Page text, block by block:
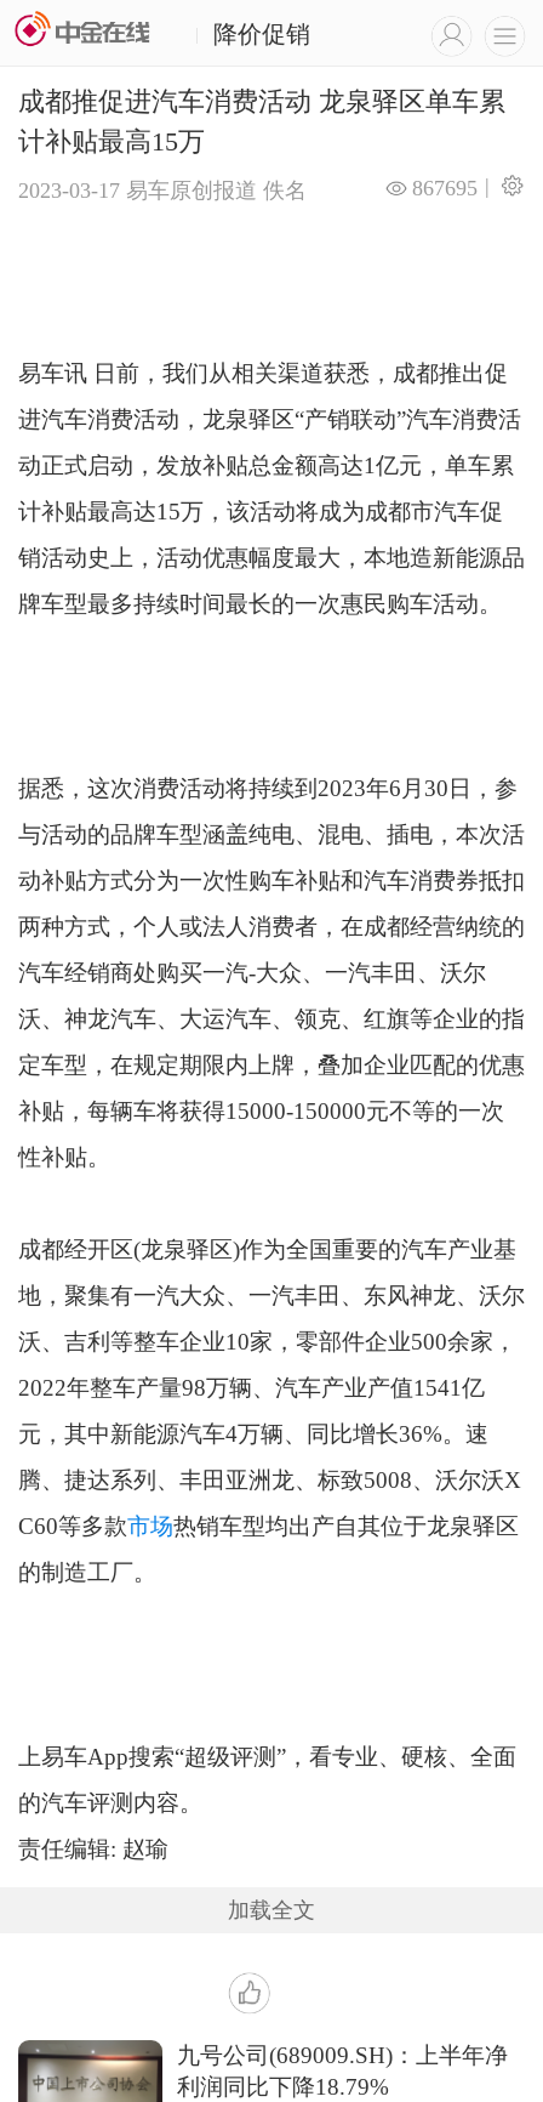
降价促销
成都推促进汽车消费活动 龙泉驿区单车累
计补贴最高15万
2023-03-17 易车原创报道 佚名 |
867695
易车讯 日前，我们从相关渠道获悉，成都推出促
进汽车消费活动，龙泉驿区“产销联动”汽车消费活
动正式启动，发放补贴总金额高达1亿元，单车累
计补贴最高达15万，该活动将成为成都市汽车促
销活动史上，活动优惠幅度最大，本地造新能源品
牌车型最多持续时间最长的一次惠民购车活动。
据悉，这次消费活动将持续到2023年6月30日，参
与活动的品牌车型涵盖纯电、混电、插电，本次活
动补贴方式分为一次性购车补贴和汽车消费券抵扣
两种方式，个人或法人消费者，在成都经营纳统的
汽车经销商处购买一汽-大众、一汽丰田、沃尔
沃、神龙汽车、大运汽车、领克、红旗等企业的指
定车型，在规定期限内上牌，叠加企业匹配的优惠
补贴，每辆车将获得15000-150000元不等的一次
性补贴。
成都经开区(龙泉驿区)作为全国重要的汽车产业基
地，聚集有一汽大众、一汽丰田、东风神龙、沃尔
沃、吉利等整车企业10家，零部件企业500余家，
2022年整车产量98万辆、汽车产业产值1541亿
元，其中新能源汽车4万辆、同比增长36%。速
腾、捷达系列、丰田亚洲龙、标致5008、沃尔沃X
C60等多款市场热销车型均出产自其位于龙泉驿区
的制造工厂。
上易车App搜索“超级评测”，看专业、硬核、全面
的汽车评测内容。
责任编辑: 赵瑜
加载全文
九号公司(689009.SH)：上半年净
利润同比下降18.79%